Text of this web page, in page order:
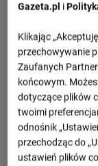
Gazeta.pl i
Klikając
przechowywanie
Zaufanych
końcowym.
dotyczące plików
twoimi
odnośnik
przechodząc do
ustawień plików